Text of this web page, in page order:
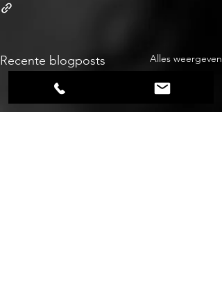
Recente blogposts Alles weergeven